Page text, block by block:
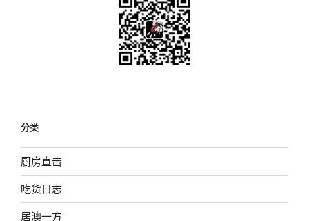
分类
厨房直击
吃货日志
居澳一方